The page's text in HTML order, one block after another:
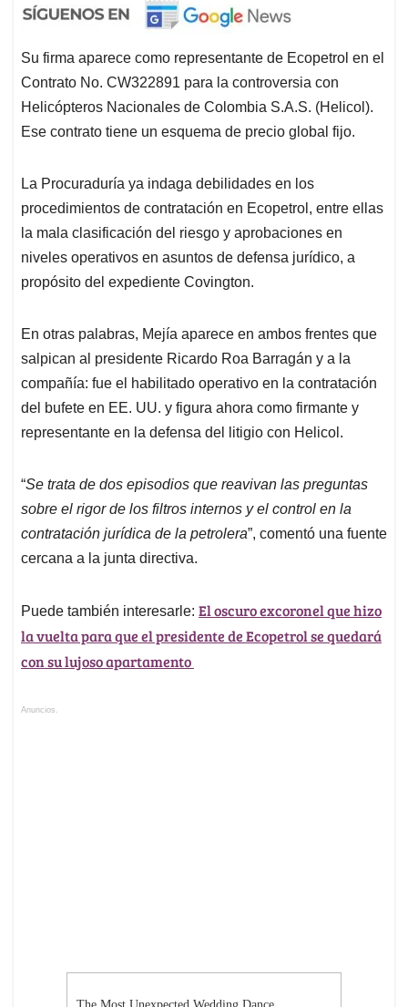
Su firma aparece como representante de Ecopetrol en el
Contrato No. CW322891 para la controversia con
Helicópteros Nacionales de Colombia S.A.S. (Helicol).
Ese contrato tiene un esquema de precio global fijo.
La Procuraduría ya indaga debilidades en los
procedimientos de contratación en Ecopetrol, entre ellas
la mala clasificación del riesgo y aprobaciones en
niveles operativos en asuntos de defensa jurídico, a
propósito del expediente Covington.
En otras palabras, Mejía aparece en ambos frentes que
salpican al presidente Ricardo Roa Barragán y a la
compañía: fue el habilitado operativo en la contratación
del bufete en EE. UU. y figura ahora como firmante y
representante en la defensa del litigio con Helicol.
“Se trata de dos episodios que reavivan las preguntas
sobre el rigor de los filtros internos y el control en la
contratación jurídica de la petrolera”, comentó una fuente
cercana a la junta directiva.
Puede también interesarle: El oscuro excoronel que hizo
la vuelta para que el presidente de Ecopetrol se quedará
con su lujoso apartamento
Anuncios.